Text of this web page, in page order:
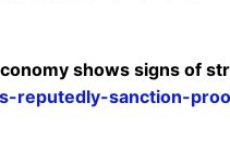
shows signs of
reputedly-sanction-